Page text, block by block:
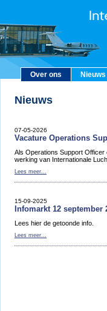
Over ons Nieuws
Nieuws
07-05-2026
Vacature Operations
Als Operations Support Officer
werking van Internationale
Lees meer...
15-09-2025
Infomarkt 12 september
Lees hier de getoonde info.
Lees meer...